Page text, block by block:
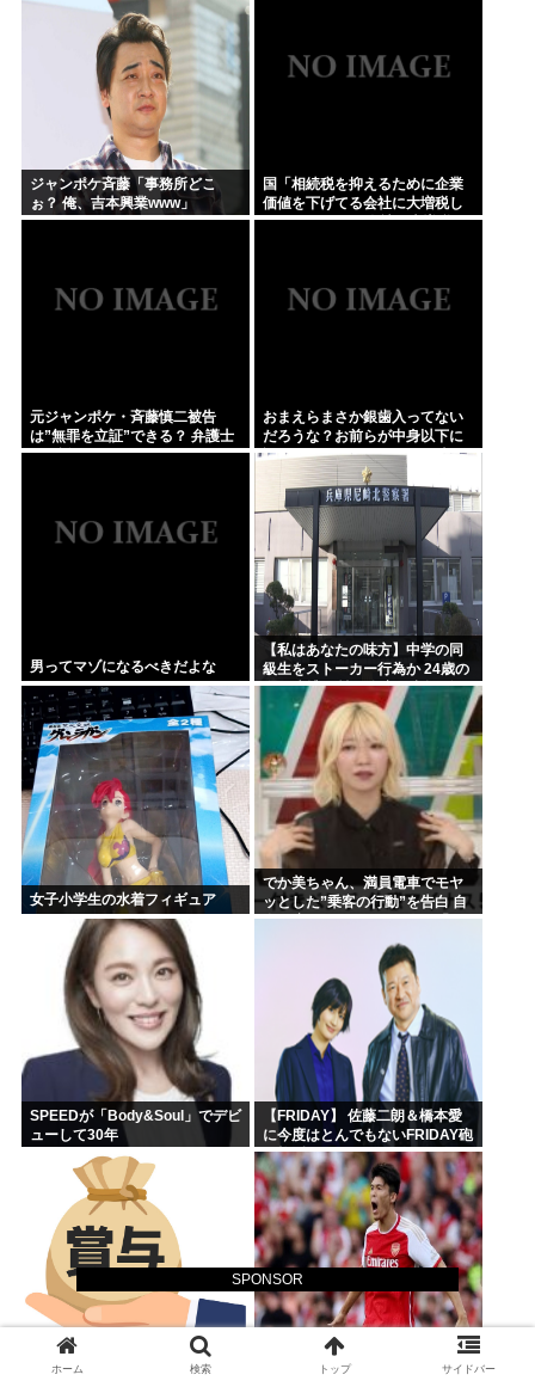
SPONSOR
ジャンポケ斉藤「事務所どこ
ぉ？ 俺、吉本興業www」
国「相続税を抑えるために企業
価値を下げてる会社に大増税し
ます。低PBRの会社は大増税を
元ジャンポケ・斉藤慎二被告
は”無罪を立証”できる？ 弁護士
が解説
おまえらまさか銀歯入ってない
だろうな？お前らが中身以下に
評価される原因は口開けた時に
見える銀歯
男ってマゾになるべきだよな
【私はあなたの味方】中学の同
級生をストーカー行為か 24歳の
女を逮捕 男性の自宅に唐揚げや
文庫本など繰り返し届ける / 兵庫
女子小学生の水着フィギュア
でか美ちゃん、満員電車でモヤ
ッとした”乗客の行動”を告白 自
身を扇子などであおぐ人に「オ
イニーがつらくて…」
SPEEDが「Body&Soul」でデビ
ューして30年
【FRIDAY】 佐藤二朗＆橋本愛
に今度はとんでもないFRIDAY砲
が炸裂してしまう！
怖い話していい？ボーナスが約
100万振り込まれたんだよ、そし
【朗報】 冨安健洋さん…もしパ
レスで大きな故障が無かった
ホーム 検索 トップ サイドバー